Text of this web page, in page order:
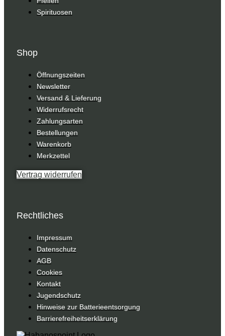
Spirituosen
Shop
Öffnungszeiten
Newsletter
Versand & Lieferung
Widerrufsrecht
Zahlungsarten
Bestellungen
Warenkorb
Merkzettel
Vertrag widerrufen
Rechtliches
Impressum
Datenschutz
AGB
Cookies
Kontakt
Jugendschutz
Hinweise zur Batterieentsorgung
Barrierefreiheitserklärung